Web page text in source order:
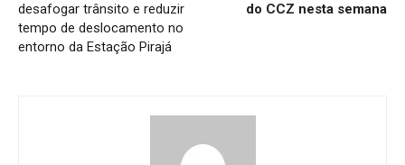
desafogar trânsito e reduzir
tempo de deslocamento no
entorno da Estação Pirajá
do CCZ nesta semana